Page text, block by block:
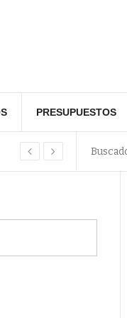
PRESUPUESTOS